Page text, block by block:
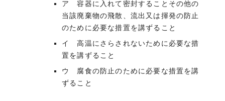
ア 容器に入れて密封することその他の
当該廃棄物の飛散、流出又は揮発の防止
のために必要な措置を講ずること
イ 高温にさらされないために必要な措
置を講ずること
ウ 腐食の防止のために必要な措置を講
ずること